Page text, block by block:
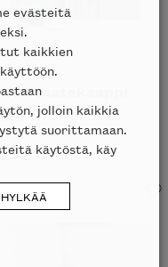
vaatekaappi
evästeitä
kaikkien
jolloin kaikkia
suorittamaan.
käytöstä, käy
HYLKÄÄ